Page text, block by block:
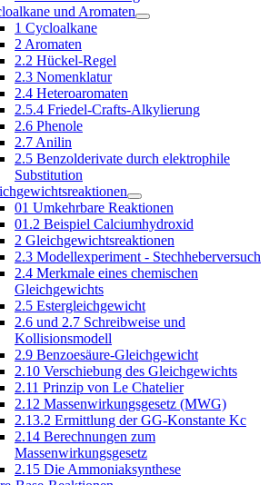
und Aromaten
1 Cycloalkane
2 Aromaten
2.2 Hückel-Regel
2.3 Nomenklatur
2.4 Heteroaromaten
2.5.4 Friedel-Crafts-Alkylierung
2.6 Phenole
2.7 Anilin
2.5 Benzolderivate durch elektrophile
Substitution
01 Umkehrbare Reaktionen
01.2 Beispiel Calciumhydroxid
2 Gleichgewichtsreaktionen
2.3 Modellexperiment - Stechheberversuch
2.4 Merkmale eines chemischen
Gleichgewichts
2.5 Estergleichgewicht
2.6 und 2.7 Schreibweise und
Kollisionsmodell
2.9 Benzoesäure-Gleichgewicht
2.10 Verschiebung des Gleichgewichts
2.11 Prinzip von Le Chatelier
2.12 Massenwirkungsgesetz (MWG)
2.13.2 Ermittlung der GG-Konstante Kc
2.14 Berechnungen zum
Massenwirkungsgesetz
2.15 Die Ammoniaksynthese